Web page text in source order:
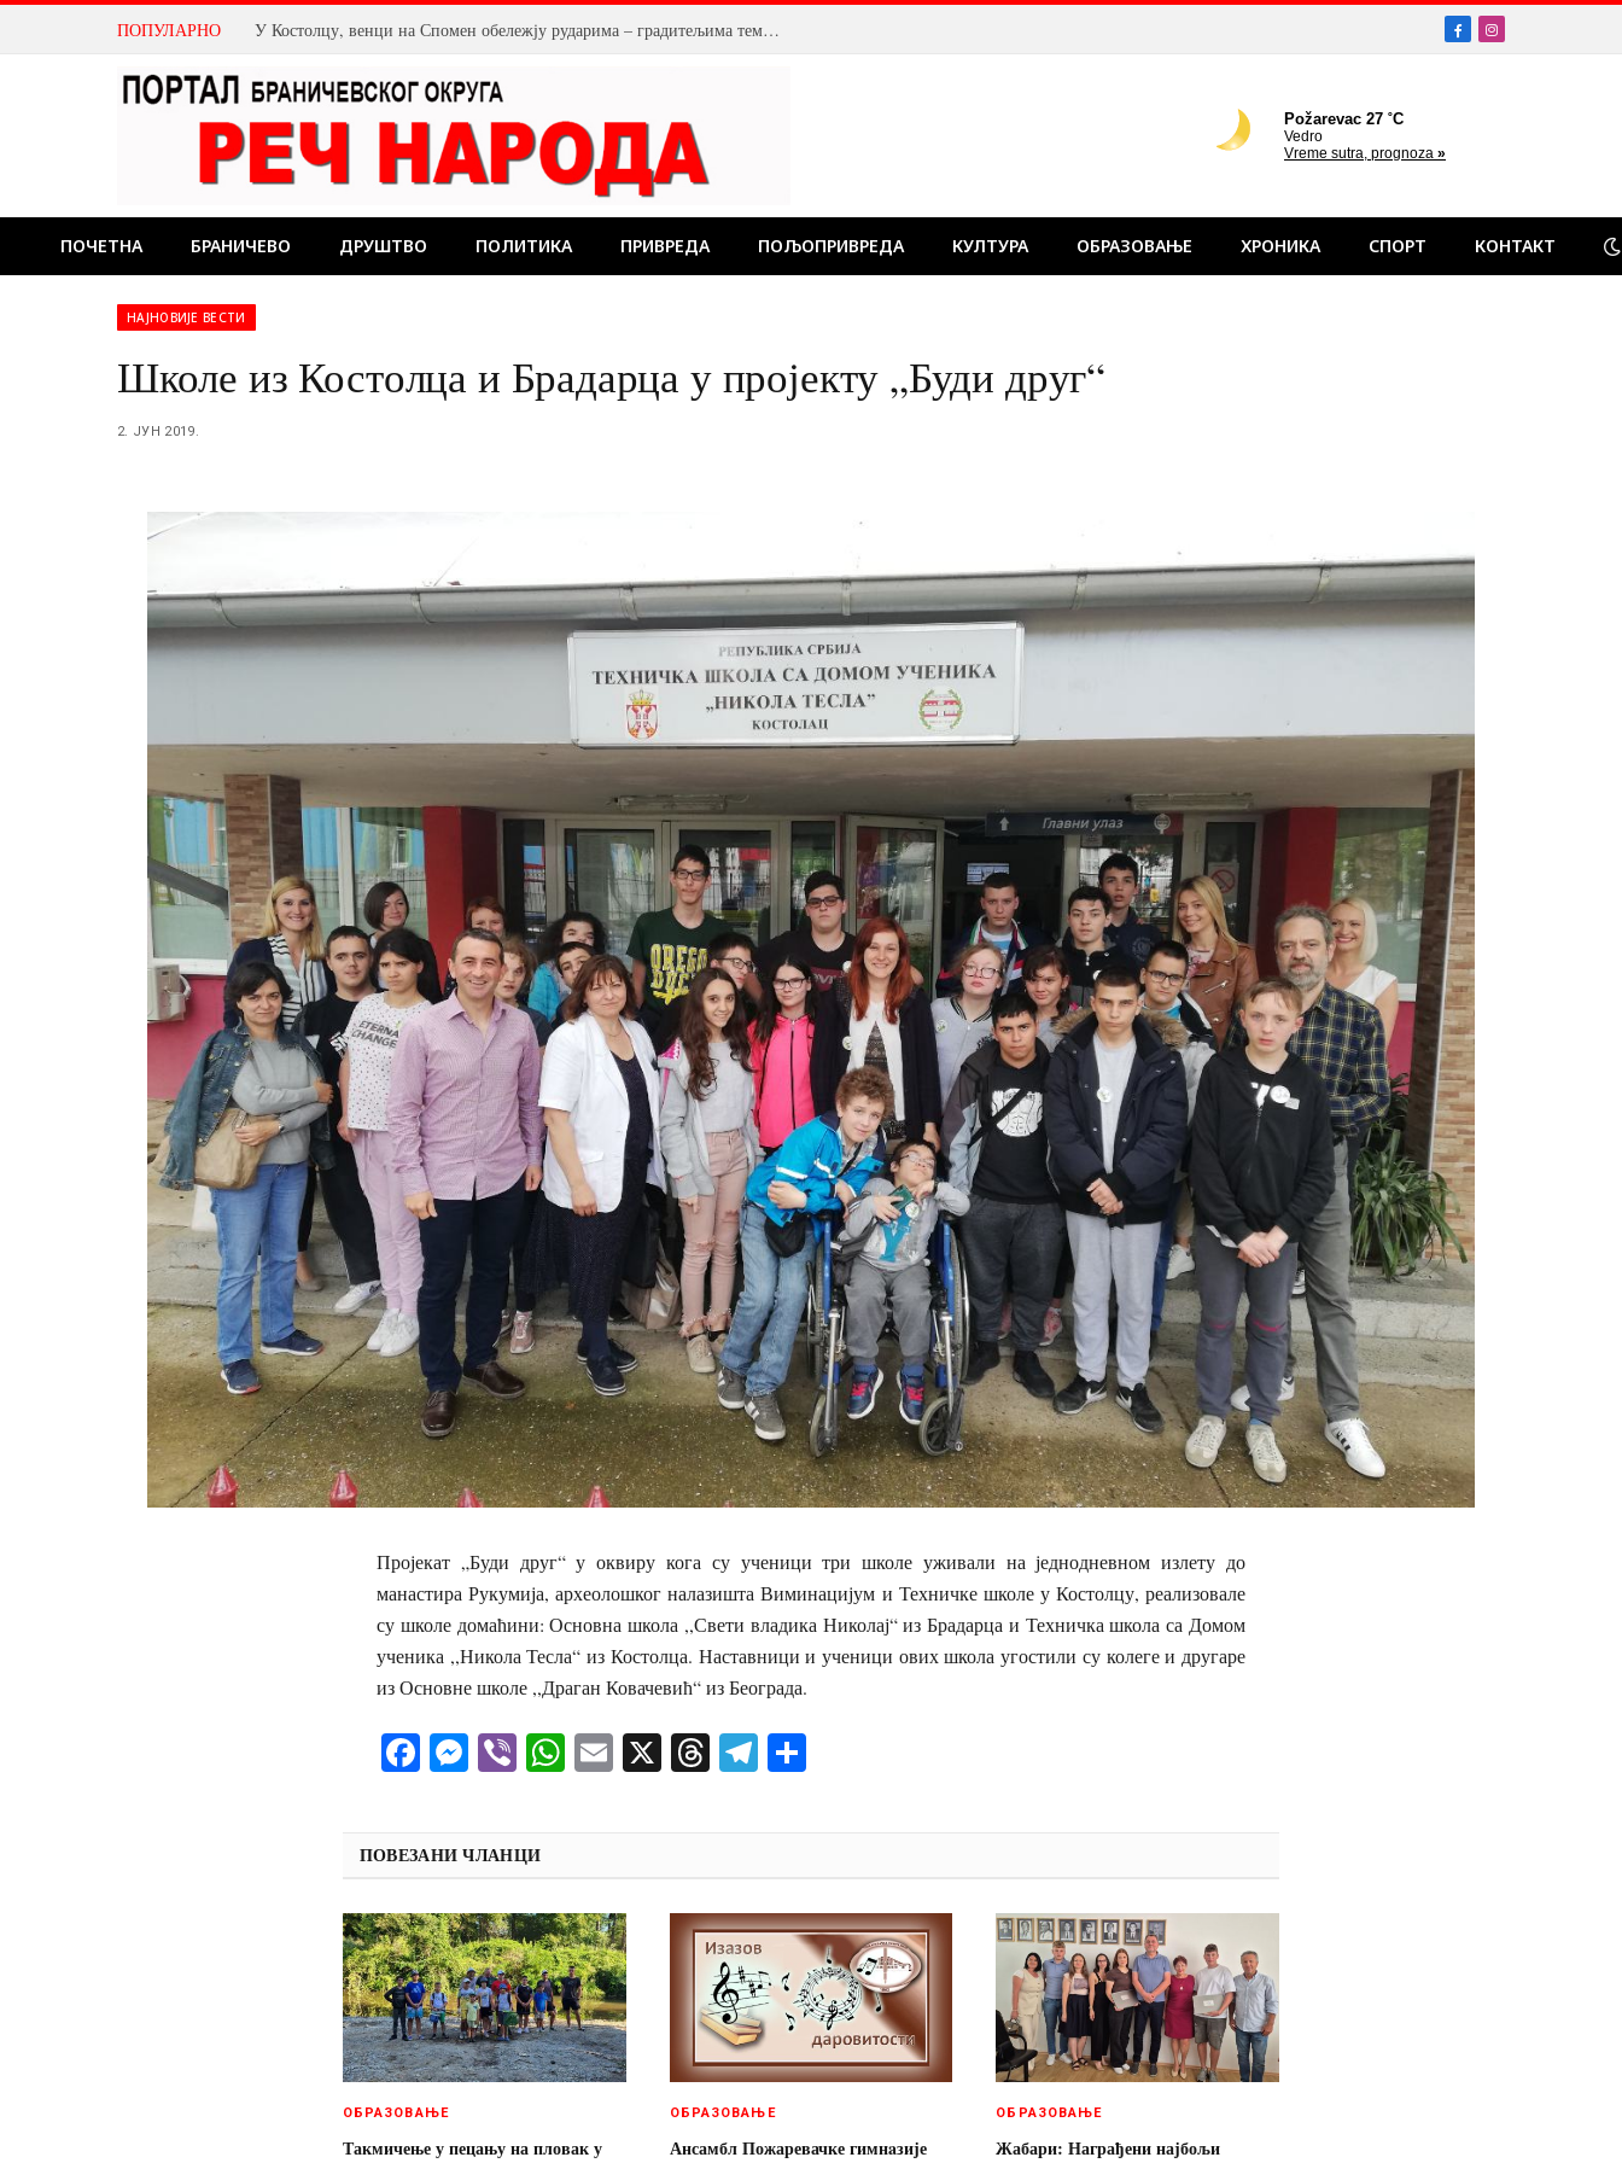
ПОПУЛАРНО Магла бенд овог викенда у Пожаревцу FacebookInstagram
ПОЧЕТНА БРАНИЧЕВО ДРУШТВО ПОЛИТИКА ПРИВРЕДА ПОЉОПРИВРЕДА КУЛТУРА ОБРАЗОВАЊЕ ХРОНИКА СПОРТ КОНТАКТ
НАЈНОВИЈЕ ВЕСТИ
Школе из Костолца и Брадарца у пројекту „Буди друг“
2. ЈУН 2019.
Пројекат „Буди друг“ у оквиру кога су ученици три школе уживали на једнодневном излету до
манастира Рукумија, археолошког налазишта Виминацијум и Техничке школе у Костолцу, реализовале
су школе домаћини: Основна школа ,,Свети владика Николај“ из Брадарца и Техничка школа са Домом
ученика ,,Никола Тесла“ из Костолца. Наставници и ученици ових школа угостили су колеге и другаре
из Основне школе ,,Драган Ковачевић“ из Београда.
Facebook
Messenger
ViberWhatsApp
Email
X ThreadsTelegram
ПОВЕЗАНИ ЧЛАНЦИ
ОБРАЗОВАЊЕ
Такмичење у пецању на пловак у
ОБРАЗОВАЊЕ
Ансамбл Пожаревачке гимнaзије
ОБРАЗОВАЊЕ
Жабари: Награђени најбољи